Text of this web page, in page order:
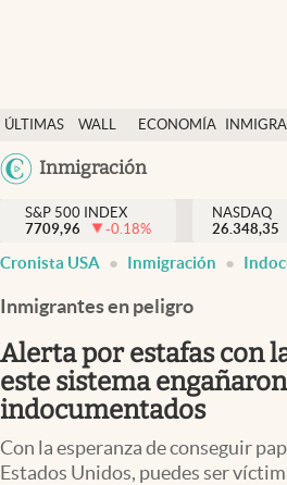
ÚLTIMAS
NOTICIAS
WALL
Y
DÓLAR
ECONOMÍA
Inmigración
Finanzas y economía
Wall Street y dólar
Inmigración
Espiritual
Streaming
PC y mobile
S&P 500 INDEX
7709,96
-0.18%
NASDAQ
26.348,35
Cronista USA Inmigración
Inmigrantes en peligro
Alerta por estafas con
este sistema
indocumentados
Con la esperanza de conseguir
Estados Unidos, puedes ser